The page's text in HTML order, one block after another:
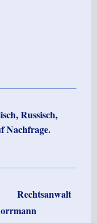
Russisch,
Nachfrage.